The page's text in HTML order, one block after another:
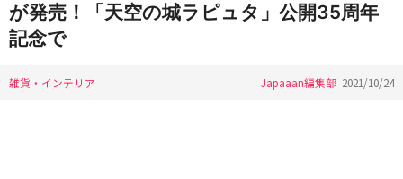
が発売！「天空の城ラピュタ」公開35周年
記念で
雑貨・インテリア Japaaan編集部 2021/10/24